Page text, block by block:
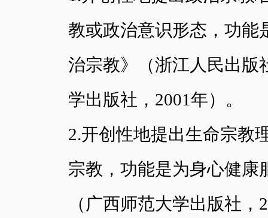
教或政治意识形态，功能
治宗教》（浙江人民出版
学出版社，2001年）。
2.开创性地提出生命宗教
宗教，功能是为身心健康
（广西师范大学出版社